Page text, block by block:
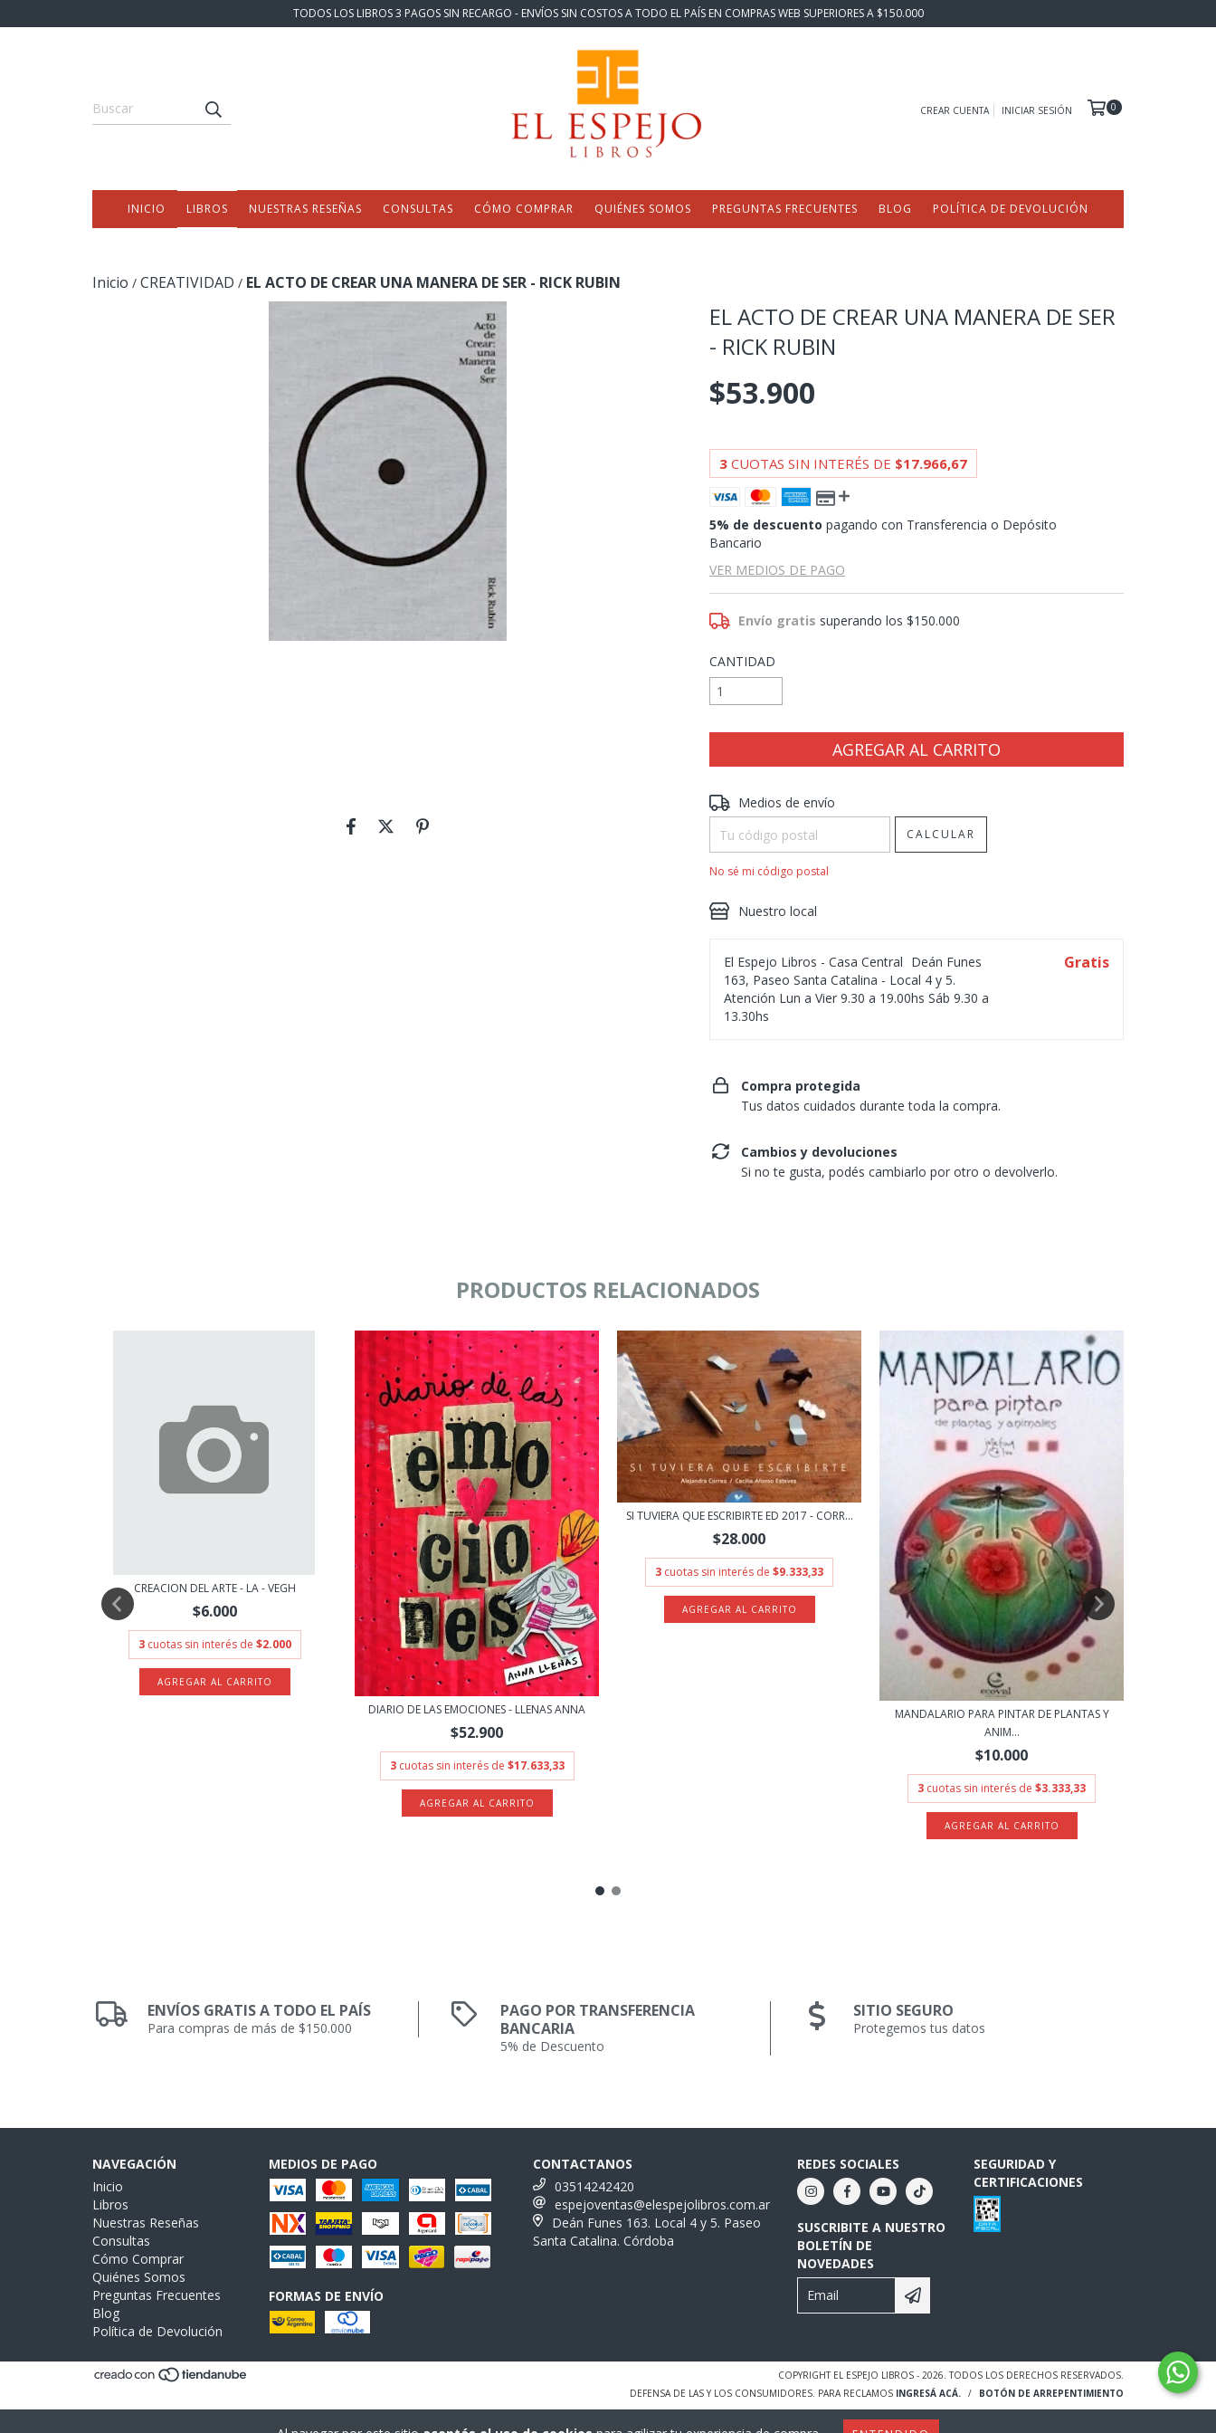
TODOS LOS LIBROS 3 PAGOS SIN RECARGO - ENVÍOS SIN COSTOS A TODO EL PAÍS EN COMPRAS WEB SUPERIORES A $150.000
CREAR CUENTA INICIAR SESIÓN 0
INICIO LIBROS NUESTRAS RESEÑAS CONSULTAS CÓMO COMPRAR QUIÉNES SOMOS PREGUNTAS FRECUENTES BLOG POLÍTICA DE DEVOLUCIÓN
Inicio / CREATIVIDAD / EL ACTO DE CREAR UNA MANERA DE SER - RICK RUBIN
EL ACTO DE CREAR UNA MANERA DE SER
- RICK RUBIN
$53.900
3 CUOTAS SIN INTERÉS DE $17.966,67
5% de descuento pagando con Transferencia o Depósito
Bancario
VER MEDIOS DE PAGO
Envío gratis superando los$150.000
CANTIDAD
Entregas para el CP:
Medios de envío
CALCULAR
No sé mi código postal
Nuestro local
El Espejo Libros - Casa Central Deán Funes
163, Paseo Santa Catalina - Local 4 y 5.
Atención Lun a Vier 9.30 a 19.00hs Sáb 9.30 a
13.30hs
Gratis
Compra protegida
Tus datos cuidados durante toda la compra.
Cambios y devoluciones
Si no te gusta, podés cambiarlo por otro o devolverlo.
PRODUCTOS RELACIONADOS
CREACION DEL ARTE - LA - VEGH
$6.000
3 cuotas sin interés de $2.000
DIARIO DE LAS EMOCIONES - LLENAS ANNA
$52.900
3 cuotas sin interés de $17.633,33
SI TUVIERA QUE ESCRIBIRTE ED 2017 - CORR...
$28.000
3 cuotas sin interés de $9.333,33
MANDALARIO PARA PINTAR DE PLANTAS Y
ANIM...
$10.000
3 cuotas sin interés de $3.333,33
ENVÍOS GRATIS A TODO EL PAÍS
Para compras de más de $150.000
PAGO POR TRANSFERENCIA
BANCARIA
5% de Descuento
SITIO SEGURO
Protegemos tus datos
NAVEGACIÓN
Inicio
Libros
Nuestras Reseñas
Consultas
Cómo Comprar
Quiénes Somos
Preguntas Frecuentes
Blog
Política de Devolución
MEDIOS DE PAGO
FORMAS DE ENVÍO
CONTACTANOS
03514242420
espejoventas@elespejolibros.com.ar
Deán Funes 163. Local 4 y 5. Paseo
Santa Catalina. Córdoba
REDES SOCIALES
SUSCRIBITE A NUESTRO
BOLETÍN DE
NOVEDADES
SEGURIDAD Y
CERTIFICACIONES
COPYRIGHT EL ESPEJO LIBROS - 2026. TODOS LOS DERECHOS RESERVADOS.
DEFENSA DE LAS Y LOS CONSUMIDORES. PARA RECLAMOS INGRESÁ ACÁ. / BOTÓN DE ARREPENTIMIENTO